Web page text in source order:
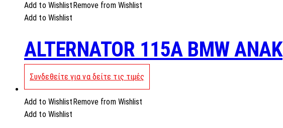
Add to Wishlist Remove from Wishlist
Add to Wishlist
ALTERNATOR 115A BMW ANAK
Συνδεθείτε για να δείτε τις τιμές
Add to Wishlist Remove from Wishlist
Add to Wishlist